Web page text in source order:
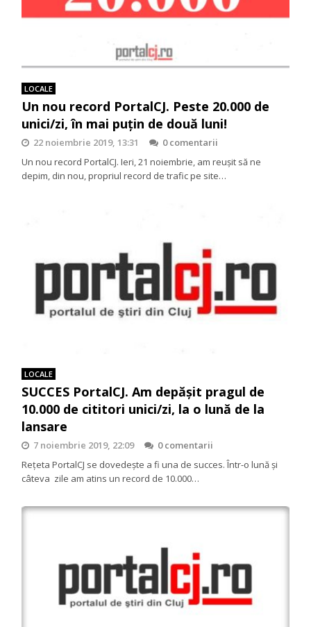
LOCALE
Un nou record PortalCJ. Peste 20.000 de
unici/zi, în mai puțin de două luni!
22 noiembrie 2019, 13:31
0 comentarii
Un nou record PortalCJ. Ieri, 21 noiembrie, am reușit să ne
depim, din nou, propriul record de trafic pe site…
LOCALE
SUCCES PortalCJ. Am depăşit pragul de
10.000 de cititori unici/zi, la o lună de la
lansare
7 noiembrie 2019, 22:09
0 comentarii
Rețeta PortalCJ se dovedește a fi una de succes. Într-o lună și
câteva zile am atins un record de 10.000…